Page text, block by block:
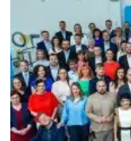
z
PS
–
Desivý
náčrt
progresívneho
hlupáctva